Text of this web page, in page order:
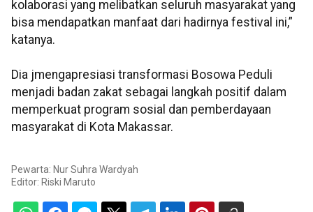
kolaborasi yang melibatkan seluruh masyarakat yang
bisa mendapatkan manfaat dari hadirnya festival ini,”
katanya.
Dia jmengapresiasi transformasi Bosowa Peduli
menjadi badan zakat sebagai langkah positif dalam
memperkuat program sosial dan pemberdayaan
masyarakat di Kota Makassar.
Pewarta: Nur Suhra Wardyah
Editor: Riski Maruto